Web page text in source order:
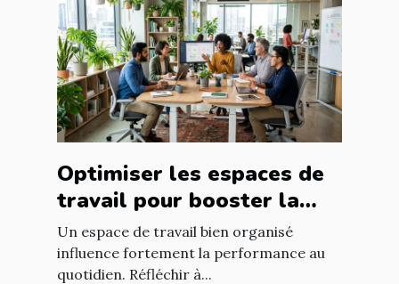
Optimiser les espaces de
travail pour booster la
productivité?
Un espace de travail bien organisé
influence fortement la performance au
quotidien. Réfléchir à...